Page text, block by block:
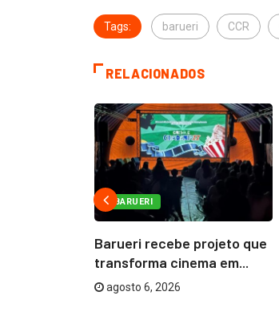
Tags: barueri CCR
RELACIONADOS
BARUERI
Barueri recebe projeto que
transforma cinema em...
agosto 6, 2026